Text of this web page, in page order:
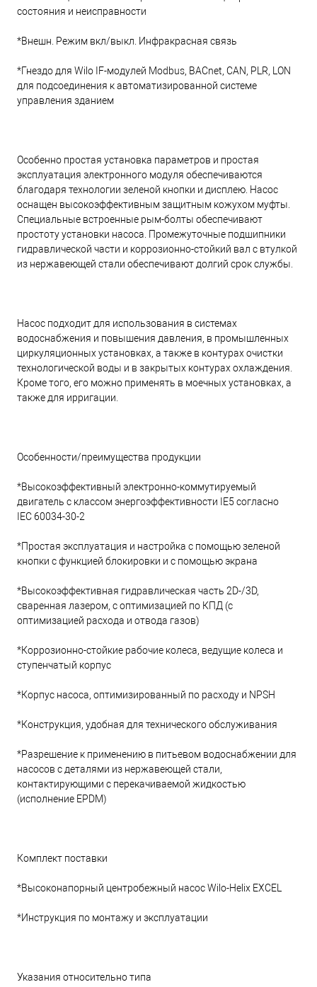
состояния и неисправности
*Внешн. Режим вкл/выкл. Инфракрасная связь
*Гнездо для Wilo IF-модулей Modbus, BACnet, CAN, PLR, LON
для подсоединения к автоматизированной системе
управления зданием
Особенно простая установка параметров и простая
эксплуатация электронного модуля обеспечиваются
благодаря технологии зеленой кнопки и дисплею. Насос
оснащен высокоэффективным защитным кожухом муфты.
Специальные встроенные рым-болты обеспечивают
простоту установки насоса. Промежуточные подшипники
гидравлической части и коррозионно-стойкий вал с втулкой
из нержавеющей стали обеспечивают долгий срок службы.
Насос подходит для использования в системах
водоснабжения и повышения давления, в промышленных
циркуляционных установках, а также в контурах очистки
технологической воды и в закрытых контурах охлаждения.
Кроме того, его можно применять в моечных установках, а
также для ирригации.
Особенности/преимущества продукции
*Высокоэффективный электронно-коммутируемый
двигатель с классом энергоэффективности IE5 согласно
IEC 60034-30-2
*Простая эксплуатация и настройка с помощью зеленой
кнопки с функцией блокировки и с помощью экрана
*Высокоэффективная гидравлическая часть 2D-/3D,
сваренная лазером, с оптимизацией по КПД (с
оптимизацией расхода и отвода газов)
*Коррозионно-стойкие рабочие колеса, ведущие колеса и
ступенчатый корпус
*Корпус насоса, оптимизированный по расходу и NPSH
*Конструкция, удобная для технического обслуживания
*Разрешение к применению в питьевом водоснабжении для
насосов с деталями из нержавеющей стали,
контактирующими с перекачиваемой жидкостью
(исполнение EPDM)
Комплект поставки
*Высоконапорный центробежный насос Wilo-Helix EXCEL
*Инструкция по монтажу и эксплуатации
Указания относительно типа